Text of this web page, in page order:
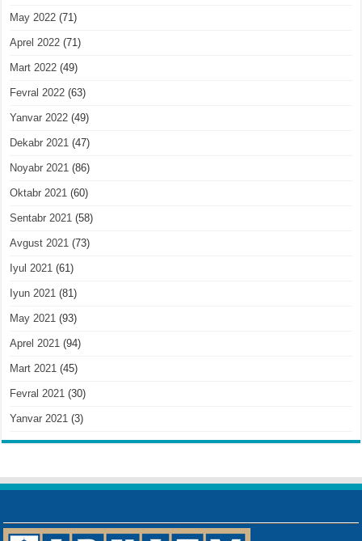
May 2022 (71)
Aprel 2022 (71)
Mart 2022 (49)
Fevral 2022 (63)
Yanvar 2022 (49)
Dekabr 2021 (47)
Noyabr 2021 (86)
Oktabr 2021 (60)
Sentabr 2021 (58)
Avgust 2021 (73)
Iyul 2021 (61)
Iyun 2021 (81)
May 2021 (93)
Aprel 2021 (94)
Mart 2021 (45)
Fevral 2021 (30)
Yanvar 2021 (3)